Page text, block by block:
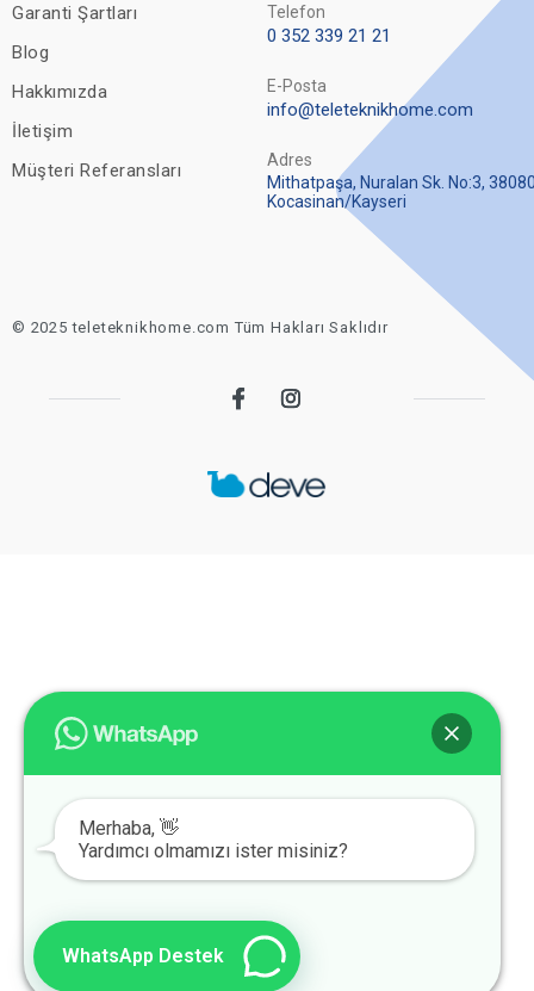
Garanti Şartları
Blog
Hakkımızda
İletişim
Müşteri Referansları
Telefon
0 352 339 21 21
E-Posta
info@teleteknikhome.com
Adres
Mithatpaşa, Nuralan Sk. No:3,
Kocasinan/Kayseri
© 2025 teleteknikhome.com Tüm Hakları Saklıdır
WhatsApp Destek
Merhaba, 👋
Yardımcı olmamızı ister misiniz?